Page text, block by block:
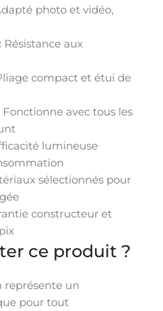
photo et vidéo,
Résistance aux
compact et étui de
Fonctionne avec tous les
lumineuse
sélectionnés pour
constructeur et
ce produit ?
représente un
pour tout